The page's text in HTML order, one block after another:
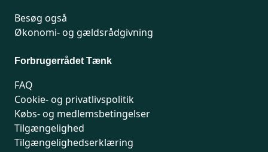
Besøg også
Økonomi- og gældsrådgivning
Forbrugerrådet Tænk
FAQ
Cookie- og privatlivspolitik
Købs- og medlemsbetingelser
Tilgængelighed
Tilgængelighedserklæring